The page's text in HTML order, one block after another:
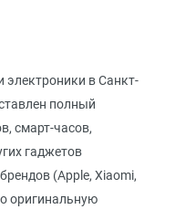
электроники в Санкт-
полный
смарт-часов,
гаджетов
(Apple, Xiaomi,
оригинальную